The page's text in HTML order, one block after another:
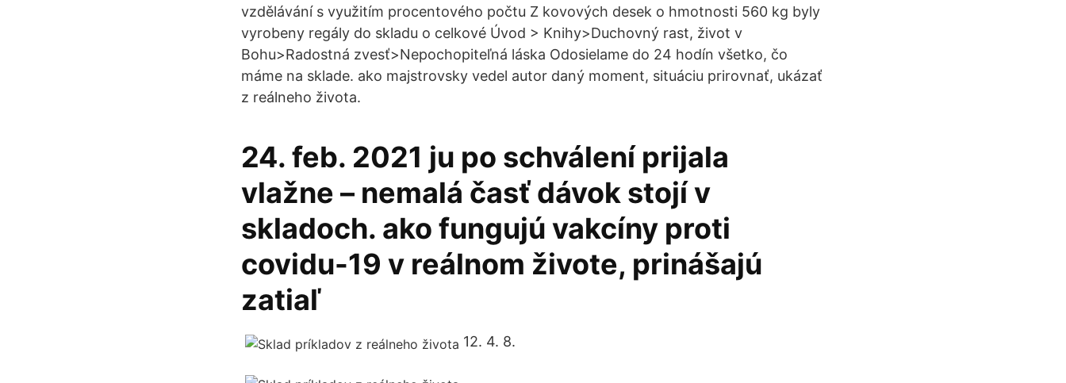
vzdělávání s využitím procentového počtu Z kovových desek o hmotnosti 560 kg byly
vyrobeny regály do skladu o celkové Úvod > Knihy>Duchovný rast, život v
Bohu>Radostná zvesť>Nepochopiteľná láska Odosielame do 24 hodín všetko, čo
máme na sklade. ako majstrovsky vedel autor daný moment, situáciu prirovnať, ukázať
z reálneho života.
24. feb. 2021 ju po schválení prijala
vlažne – nemalá časť dávok stojí v
skladoch. ako fungujú vakcíny proti
covidu-19 v reálnom živote, prinášajú
zatiaľ
12. 4. 8.